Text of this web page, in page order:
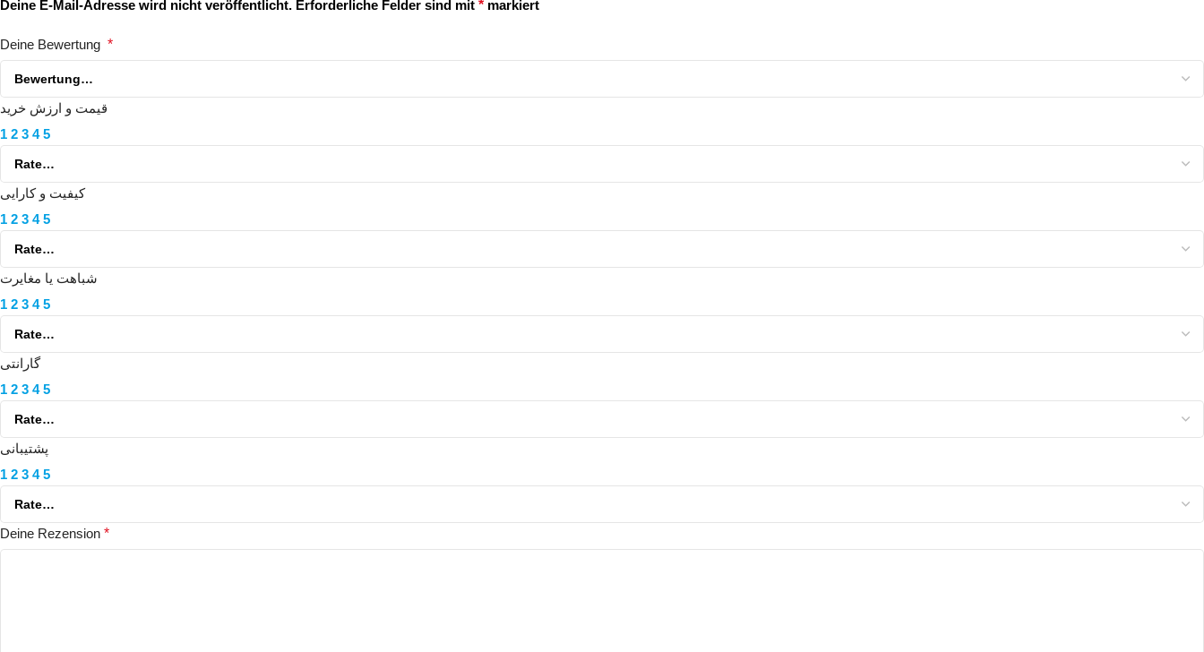
Deine E-Mail-Adresse wird nicht veröffentlicht. Erforderliche Felder sind mit * markiert
Deine Bewertung *
قیمت و ارزش خرید
1 2 3 4 5
کیفیت و کارایی
1 2 3 4 5
شباهت یا مغایرت
1 2 3 4 5
گارانتی
1 2 3 4 5
پشتیبانی
1 2 3 4 5
Deine Rezension *